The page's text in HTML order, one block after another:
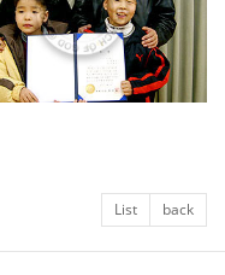
List back